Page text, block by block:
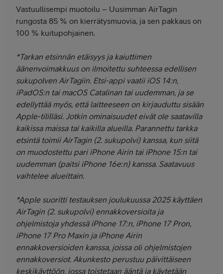
Vastuullisempi muotoilu – Uusimman AirTagin
rungosta 85 % on kierrätysmuovia, ja sen pakkaus on
100 % kuitupohjainen.
*Tarkan etsinnän etäisyys ja kaiuttimen
äänenvoimakkuus on ilmoitettu suhteessa edellisen
sukupolven AirTagiin. Etsi-appi vaatii iOS 14:n,
iPadOS:n tai macOS Catalinan tai uudemman, ja se
edellyttää myös, että laitteeseen on kirjauduttu sisään
Apple-tililläsi. Jotkin ominaisuudet eivät ole saatavilla
kaikissa maissa tai kaikilla alueilla. Parannettu tarkka
etsintä toimii AirTagin (2. sukupolvi) kanssa, kun siitä
on muodostettu pari iPhone Airin tai iPhone 15:n tai
uudemman (paitsi iPhone 16e:n) kanssa. Saatavuus
vaihtelee alueittain.
*Apple suoritti testauksen joulukuussa 2025 käyttäen
AirTagin (2. sukupolvi) ennakkoversioita ja
ohjelmistoja yhdessä iPhone 17:n, iPhone 17 Pron,
iPhone 17 Pro Maxin ja iPhone Airin
ennakkoversioiden kanssa, joissa oli ohjelmistojen
ennakkoversiot. Akunkesto perustuu päivittäiseen
keskikäyttöön, jossa toistetaan ääntä ja käytetään